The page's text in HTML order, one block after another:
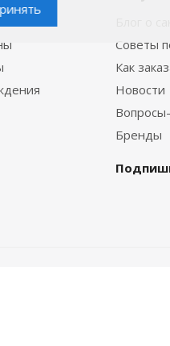
Советы
Как
Новости
Бренды